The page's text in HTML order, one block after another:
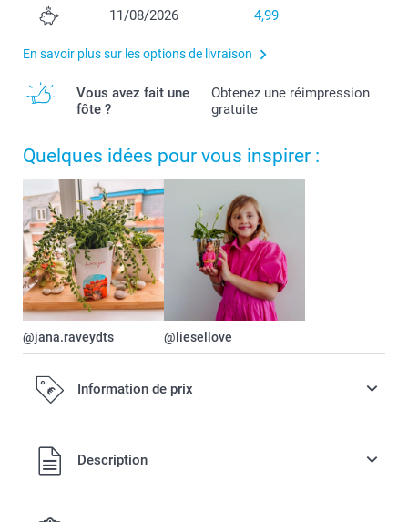
11/08/2026 4,99
En savoir plus sur les options de livraison
Vous avez fait une
fôte ?
Obtenez une réimpression
gratuite
Quelques idées pour vous inspirer :
@jana.raveydts @liesellove
Information de prix
Tous les prix sont en EURO (€), TVA incluse et hors frais de
port.
Description